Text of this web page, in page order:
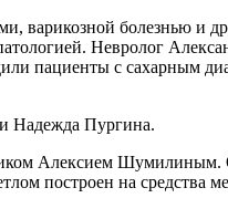
варикозной болезнью и
Невролог
пациенты с сахарным
Надежда Пургина.
Алексием
построен на средства